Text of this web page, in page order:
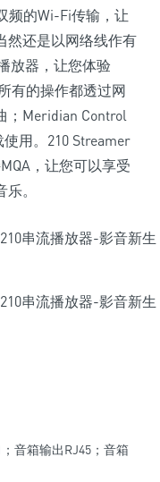
频的Wi-Fi传输，让
然还是以网络线作有
放器，让您体验
有的操作都透过网
；Meridian Control
用。210 Streamer
，让您可以享受
。
音箱输出RJ45；音箱